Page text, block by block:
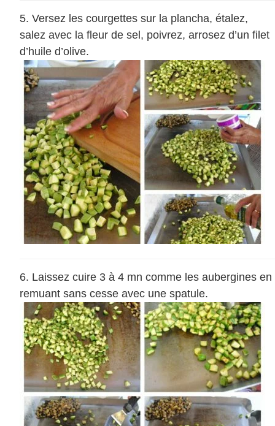
Versez les courgettes sur la plancha, étalez,
salez avec la fleur de sel, poivrez, arrosez d’un filet
d’huile d’olive.
Laissez cuire 3 à 4 mn comme les aubergines en
remuant sans cesse avec une spatule.